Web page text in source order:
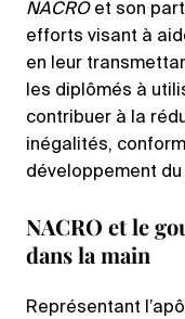
NACRO et son
efforts visant à
en leur
les diplômés à
contribuer à la
inégalités,
développement
NACRO et le
dans la main
Représentant